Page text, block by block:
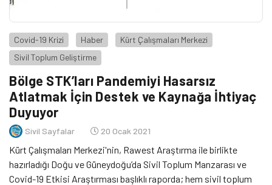
Covid-19 Krizi Haber
Kürt Çalışmaları Merkezi
Sivil Toplum Geliştirme
Bölge STK’ları Pandemiyi Hasarsız
Atlatmak İçin Destek ve Kaynağa İhtiyaç
Duyuyor
Sivil Sayfalar 20 Ocak 2021
Kürt Çalışmaları Merkezi'nin, Rawest Araştırma ile birlikte
hazırladığı Doğu ve Güneydoğu’da Sivil Toplum Manzarası ve
Covid-19 Etkisi Araştırması başlıklı raporda; hem sivil toplum